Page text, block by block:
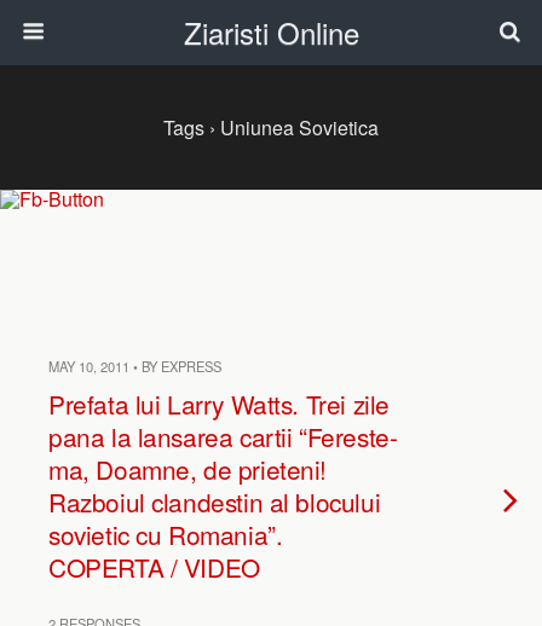
Ziaristi Online
Tags › Uniunea Sovietica
MAY 10, 2011 • BY EXPRESS
Prefata lui Larry Watts. Trei zile
pana la lansarea cartii “Fereste-
ma, Doamne, de prieteni!
Razboiul clandestin al blocului
sovietic cu Romania”.
COPERTA / VIDEO